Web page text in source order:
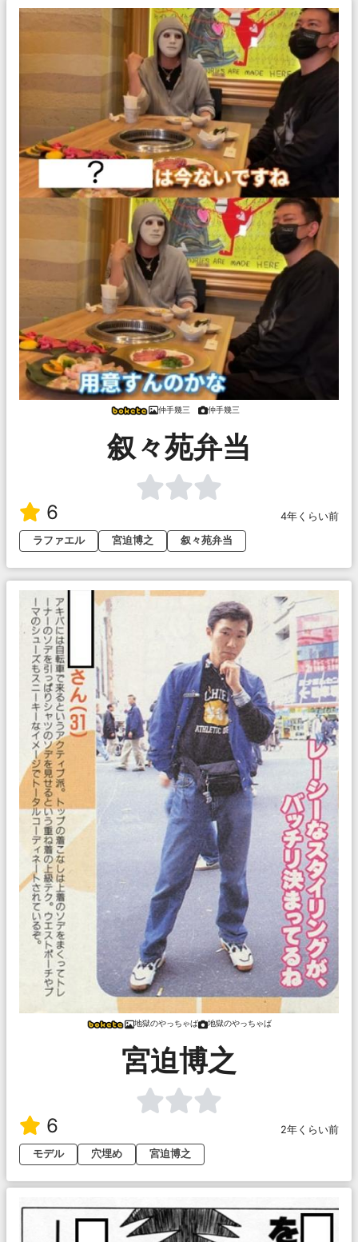
仲手幾三 仲手幾三
叙々苑弁当
6
4年くらい前
ラファエル
宮迫博之 叙々苑弁当
地獄のやっちゃば 地獄のやっちゃば
宮迫博之
6
2年くらい前
モデル
穴埋め 宮迫博之